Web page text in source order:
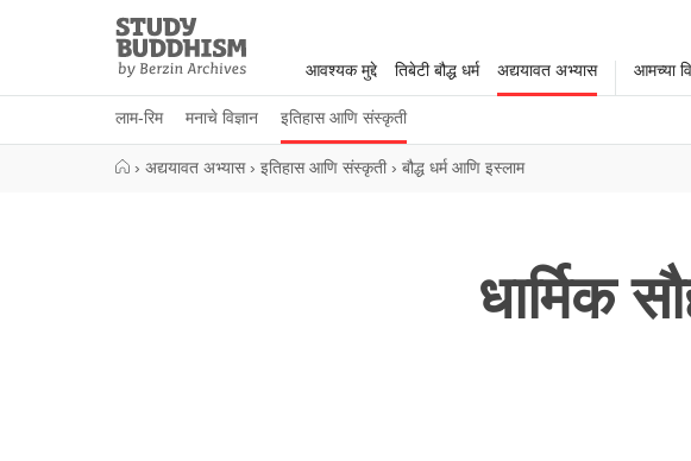
Study
Buddhism
Home
आवश्यक मुद्दे तिबेटी बौद्ध धर्म अद्ययावत अभ्यास
लाम-रिम मनाचे विज्ञान इतिहास आणि संस्कृती
आमच्या
› अद्ययावत अभ्यास › इतिहास आणि संस्कृती › बौद्ध धर्म आणि इस्लाम
धार्मिक